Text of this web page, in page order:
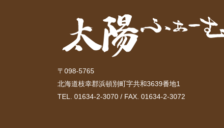
〒098-5765
北海道枝幸郡浜頓別町字共和3639番地1
TEL. 01634-2-3070 / FAX. 01634-2-3072